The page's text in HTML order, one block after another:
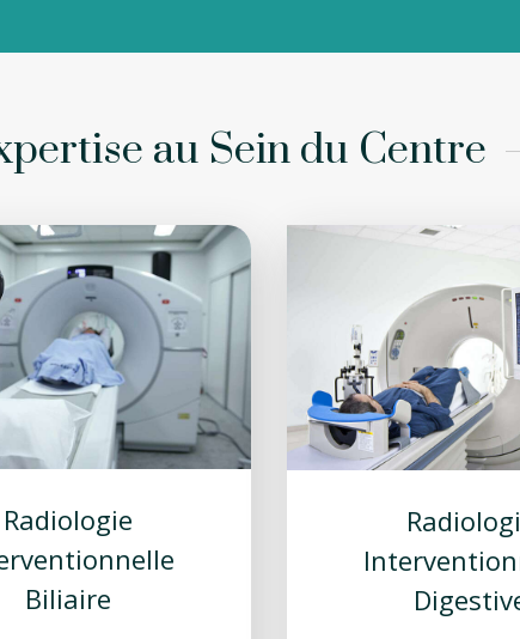
au Sein du Centre
Radiologie
Biliaire